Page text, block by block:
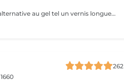
Le semi permanent est une alternative au gel tel un vernis longue durée pour une durée de deux semaines et demi à trois semaines de tenue (maximum ) Le retrait doit se faire uniquement au salon et nous le recommandons de manière ponctuelle. La manucure sèche est comprise dans cette prestation . Comme chaque cliente est unique, nous vous invitons à vous rapprocher d'une collaboratrice pour d'avantages d'informations
262